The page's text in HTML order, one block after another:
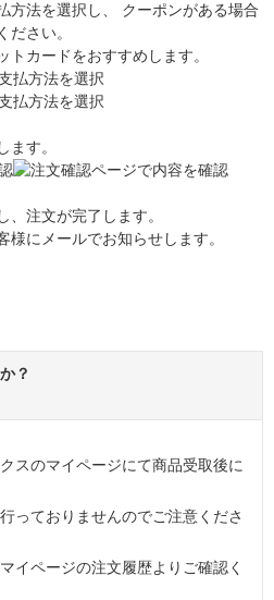
方法を選択し、 クーポンがある場合
ださい。
カードをおすすめします。
ます。
、注文が完了します。
にメールでお知らせします。
？
スのマイページにて商品受取後に
っておりませんのでご注意くださ
イページの注文履歴よりご確認く